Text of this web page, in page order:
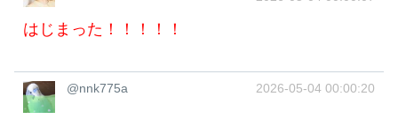
はじまった！！！！！
@nnk775a 2026-05-04 00:00:20